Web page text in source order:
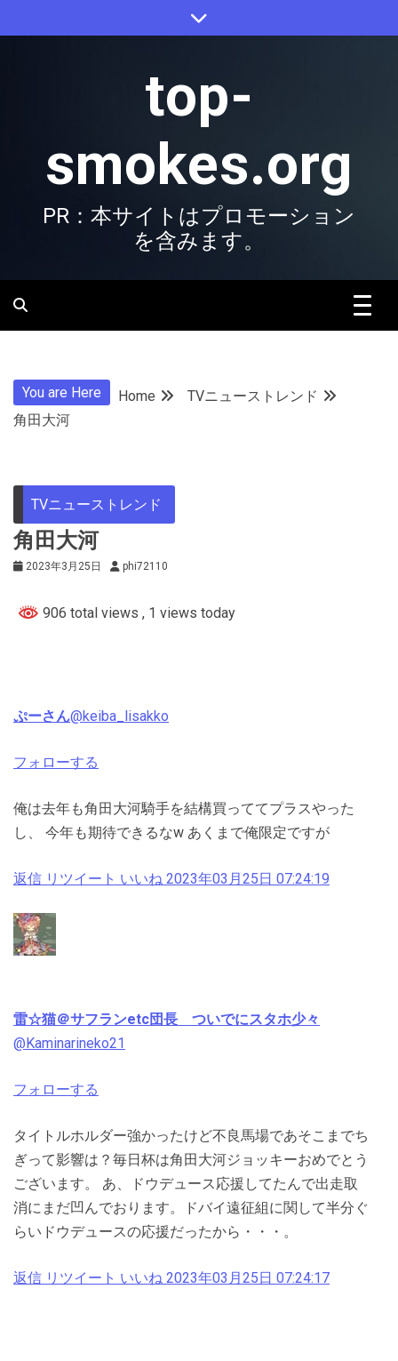
to
top-
smokes.org
PR：本サイトはプロモーション
を含みます。
You are Here Home
TVニューストレンド
角田大河
TVニューストレンド
角田大河
2023年3月25日 phi72110
906 total views , 1 views today
ぷーさん@keiba_lisakko
フォローする
俺は去年も角田大河騎手を結構買っててプラスやった
し、 今年も期待できるなw あくまで俺限定ですが
返信 リツイート いいね 2023年03月25日 07:24:19
雷☆猫＠サフランetc団長 ついでにスタホ少々
@Kaminarineko21
フォローする
タイトルホルダー強かったけど不良馬場であそこまでち
ぎって影響は？毎日杯は角田大河ジョッキーおめでとう
ございます。 あ、ドウデュース応援してたんで出走取
消にまだ凹んでおります。ドバイ遠征組に関して半分ぐ
らいドウデュースの応援だったから・・・。
返信 リツイート いいね 2023年03月25日 07:24:17